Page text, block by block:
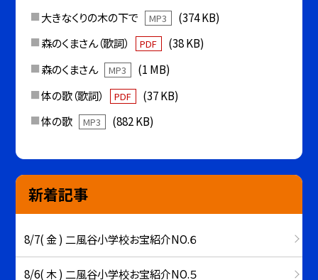
大きなくりの木の下で
MP3
(374 KB)
森のくまさん（歌詞）
PDF
(38 KB)
森のくまさん
MP3
(1 MB)
体の歌（歌詞）
PDF
(37 KB)
体の歌
MP3 (882 KB)
新着記事
8/7( 金 ) 二風谷小学校お宝紹介NO.６
8/6( 木 ) 二風谷小学校お宝紹介NO.５